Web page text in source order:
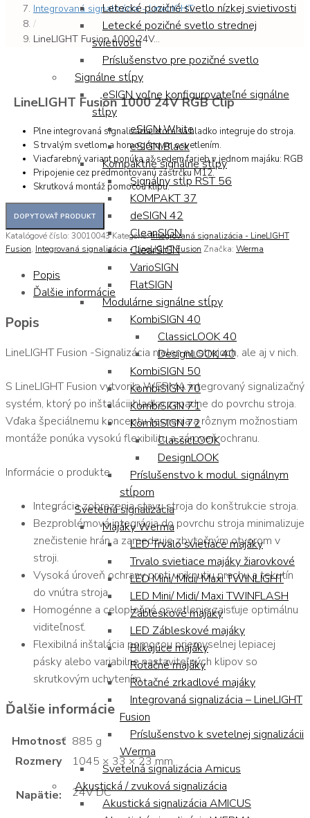
Letecké pozičné svetlo nízkej svietivosti
Letecké pozičné svetlo strednej
svietivosti
Príslušenstvo pre pozičné svetlo
Signálne stĺpy
eSIGN voľne konfigurovateľné signálne
stĺpy
eSIGN White
eSIGN Black
Kompaktné signálne stĺpy
Signálny stĺp RST 56
KOMPAKT 37
deSIGN 42
CleanSIGN
ClearSIGN
VarioSIGN
FlatSIGN
Modulárne signálne stĺpy
KombiSIGN 40
ClassicLOOK 40
DesignLOOK 40
KombiSIGN 50
KombiSIGN 70
KombiSIGN 71
KombiSIGN 72
ClassicLOOK
DesignLOOK
Príslušenstvo k modul. signálnym
stĺpom
Svetelná signalizácia
Majáky Werma
LED Trvalo svietiace majáky
Trvalo svietiace majáky žiarovkové
LED Mini/ Midi/ Maxi TWINLIGHT
LED Mini/ Midi/ Maxi TWINFLASH
Zábleskové majáky
LED Zábleskové majáky
Blikajúce majáky
Rotačné majáky
Rotačné zrkadlové majáky
Integrovaná signalizácia – LineLIGHT
Fusion
Príslušenstvo k svetelnej signalizácii
Werma
Svetelná signalizácia Amicus
Akustická / zvuková signalizácia
Akustická signalizácia AMICUS
Integrovaná signalizácia - LineLIGHT...
/
LineLIGHT Fusion 1000 24V...
LineLIGHT Fusion 1000 24V RGB Clip
Plne integrovaná signalizácia, ktorá sa hladko integruje do stroja.
S trvalým svetlom a homogénnym osvetlením.
Viacfarebný variant ponúka až sedem farieb v jednom majáku: RGB
Pripojenie cez predmontovanú zástrčku M12.
Skrutková montáž pomocou klipu.
Katalógové číslo: 30010043 Kategórie:Integrovaná signalizácia - LineLIGHT
Fusion, Integrovaná signalizácia - LineLIGHT Fusion Značka: Werma
Popis
Ďalšie informácie
Popis
LineLIGHT Fusion -Signalizácia nielen na strojoch, ale aj v nich.
S LineLIGHT Fusion vytvorila WERMA integrovaný signalizačný
systém, ktorý po inštalácii hladko zapadne do povrchu stroja.
Vďaka špeciálnemu konceptu tesnenia a rôznym možnostiam
montáže ponúka vysokú flexibilitu a zároveň ochranu.
Informácie o produkte
Integrácia zobrazenia stavu stroja do konštrukcie stroja.
Bezproblémová integrácia do povrchu stroja minimalizuje
znečistenie hrán a zamedzuje zbytočným otvorom v
stroji.
Vysoká úroveň ochrany proti vniknutiu prachu a tekutín
do vnútra stroja.
Homogénne a celoplošné osvetlenie zaisťuje optimálnu
viditeľnosť.
Flexibilná inštalácia pomocou priemyselnej lepiacej
pásky alebo variabilne nastaviteľných klipov so
skrutkovým uchytením.
Ďalšie informácie
Hmotnosť 885 g
Rozmery
1045 × 33 × 23 mm
Napätie: 24V DC